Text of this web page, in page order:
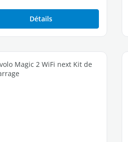
Détails